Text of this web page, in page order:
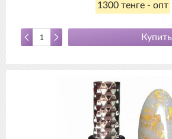
1300 тенге - опт
Купить